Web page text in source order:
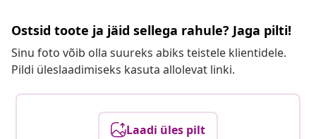
Ostsid toote ja jäid sellega rahule? Jaga pilti!
Sinu foto võib olla suureks abiks teistele klientidele.
Pildi üleslaadimiseks kasuta allolevat linki.
Laadi üles pilt